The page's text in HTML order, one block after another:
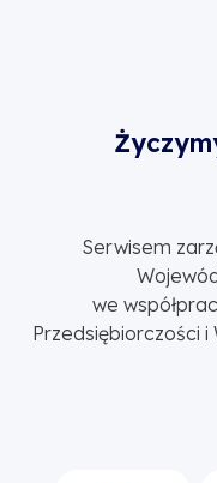
Serwisem
we
Przedsiębiorczości